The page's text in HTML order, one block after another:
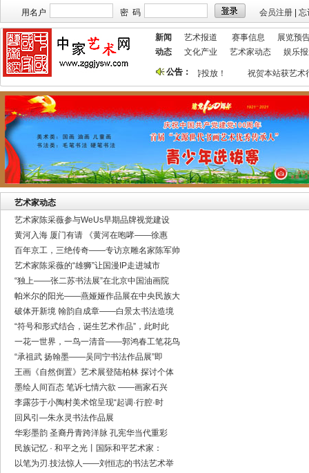
用名户 密 码 会员注册 忘
新闻 艺术报道 赛事信息
展览预
动态
文化产业 艺术家动态 娱乐
公告：
本站欢迎艺术家宣传投放！ 祝贺本站获艺术
艺术家动态
艺术家陈采薇参与WeUs早期品牌视觉建设
黄河入海 厦门有请 《黄河在咆哮——徐惠
百年京工，三绝传奇——专访京雕名家陈军帅
艺术家陈采薇的“雄狮”让国漫IP走进城市
“独上——张二苏书法展”在北京中国油画院
帕米尔的阳光——燕娅娅作品展在中央民族大
破体开新境 翰韵自成章——白景太书法造境
“符号和形式结合，诞生艺术作品”，此时此
一花一世界，一鸟一清音——郭鸿春工笔花鸟
“承祖武 扬翰墨——吴同宁书法作品展”即
王画《自然倒置》艺术展登陆柏林 探讨个体
墨绘人间百态 笔诉七情六欲 ——画家石兴
李露莎于小陶村美术馆呈现“起调·行腔·时
回风引—朱永灵书法作品展
华彩墨韵 圣裔丹青跨洋脉 孔宪华当代重彩
民族记忆 · 和平之光丨国际和平艺术家：
以笔为刃.技法惊人——刘恒志的书法艺术举